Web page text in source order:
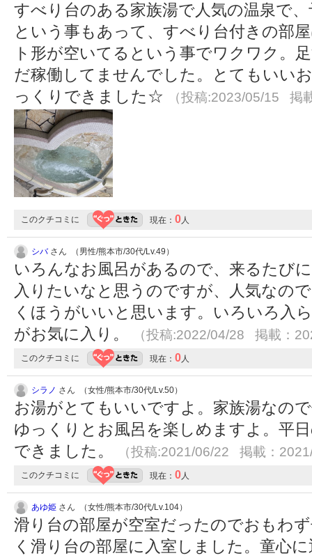
すべり台のある家族湯で人気の温泉で
という事もあって、すべり台付きの部
ト形が空いてるという事でワクワク。
だ稼働してませんでした。とてもいい
っくりできました☆
（投稿:2023/05/15 掲
このクチコミに 現在： 0人
シバさん （男性/熊本市/30代/Lv.49）
いろんなお風呂があるので、来るたび
入りたいなと思うのですが、人気なの
くほうがいいと思います。いろいろ入
がお気に入り。
（投稿:2022/04/28 掲載：
このクチコミに 現在： 0人
シラノ さん （女性/熊本市/30代/Lv.50）
お湯がとてもいいですよ。家族湯なの
ゆっくりとお風呂を楽しめますよ。平
できました。
（投稿:2021/06/22 掲載：
このクチコミに 現在： 0人
あゆ姫 さん （女性/熊本市/30代/Lv.104）
滑り台の部屋が空室だったのでおもわ
く滑り台の部屋に入室しました。童心